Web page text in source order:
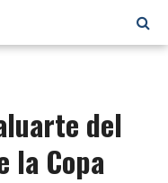
del
la Copa